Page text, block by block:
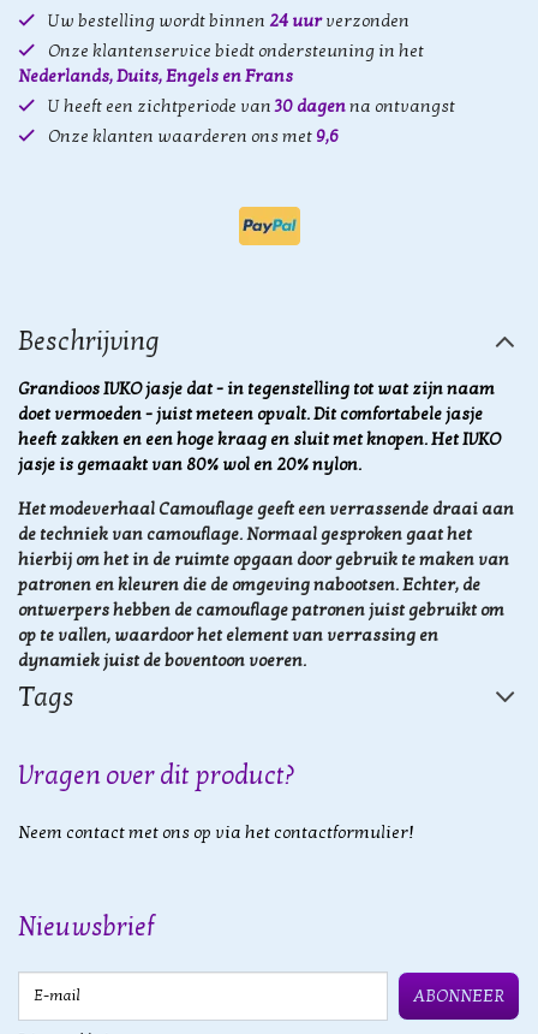
Uw bestelling wordt binnen 24 uurverzonden
Onze klantenservice biedt ondersteuning in het
Nederlands, Duits, Engels en Frans
U heeft een zichtperiode van30 dagenna ontvangst
Onze klanten waarderen ons met 9,6
Beschrijving
Grandioos IVKO jasje dat - in tegenstelling tot wat zijn naam
doet vermoeden - juist meteen opvalt. Dit comfortabele jasje
heeft zakken en een hoge kraag en sluit met knopen. Het IVKO
jasje is gemaakt van 80% wol en 20% nylon.
Het modeverhaal Camouflage geeft een verrassende draai aan
de techniek van camouflage. Normaal gesproken gaat het
hierbij om het in de ruimte opgaan doorgebruik te maken van
patronen en kleuren die de omgeving nabootsen. Echter, de
ontwerpers hebben de camouflage patronen juist gebruikt om
op te vallen, waardoor het element van verrassing en
dynamiek juist de boventoon voeren.
Tags
Vragen over dit product?
Neem contact met ons op via het contactformulier!
Nieuwsbrief
ABONNEER